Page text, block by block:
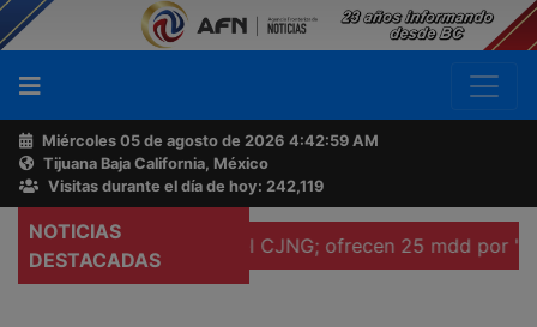
Miércoles 05 de agosto de 2026 4:43:00 AM
Tijuana Baja California, México
Visitas durante el día de hoy: 242,119
NOTICIAS
DESTACADAS
líderes del CJNG; ofrecen 25 mdd por "El Pelón"
Buscador
Acerca
de